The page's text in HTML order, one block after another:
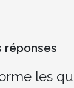
réponses
les